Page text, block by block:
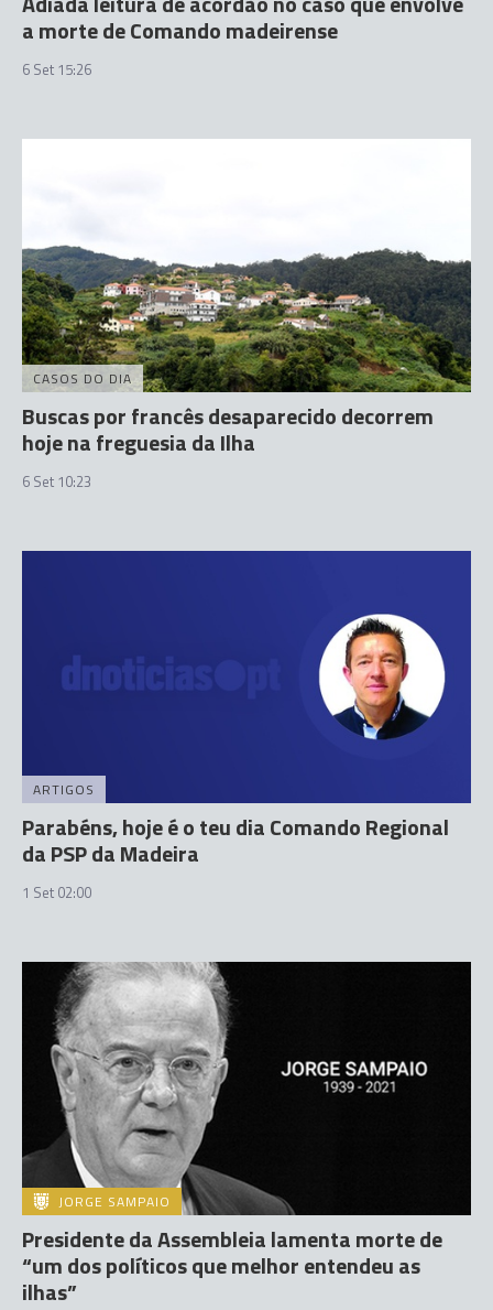
a morte de Comando madeirense
6 Set 15:26
CASOS DO DIA
Buscas por francês desaparecido decorrem
hoje na freguesia da Ilha
6 Set 10:23
ARTIGOS
Parabéns, hoje é o teu dia Comando Regional
da PSP da Madeira
1 Set 02:00
JORGE SAMPAIO
Presidente da Assembleia lamenta morte de
“um dos políticos que melhor entendeu as
ilhas”